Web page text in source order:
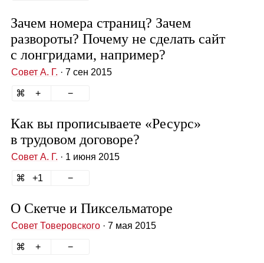
Зачем номера страниц? Зачем
развороты? Почему не сделать сайт
с лонгридами, например?
Совет А. Г. · 7 сен 2015
Как вы прописываете «Ресурс»
в трудовом договоре?
Совет А. Г. · 1 июня 2015
1
О Скетче и Пиксельматоре
Совет Товеровского· 7 мая 2015